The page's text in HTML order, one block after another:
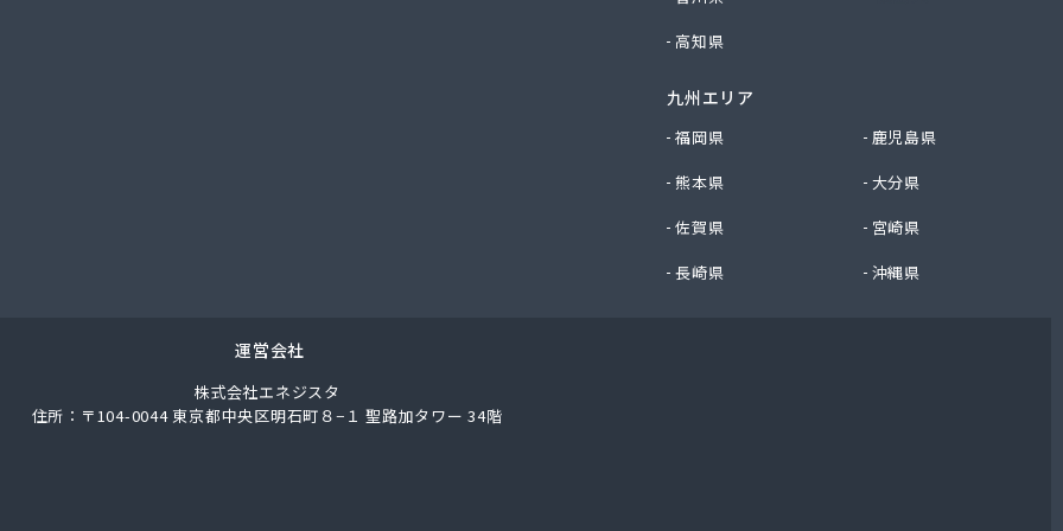
ネクスホームライフ中部株式会社 名古屋支店
高知県
九州エリア
福岡県
鹿児島県
熊本県
大分県
佐賀県
宮崎県
長崎県
沖縄県
運営会社
株式会社エネジスタ
住所：〒104-0044 東京都中央区明石町８−１ 聖路加タワー 34階